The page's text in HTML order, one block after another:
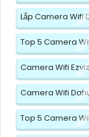
Lắp Camera Wifi
Top 5 Camera
Camera Wifi
Camera Wifi
Top 5 Camera